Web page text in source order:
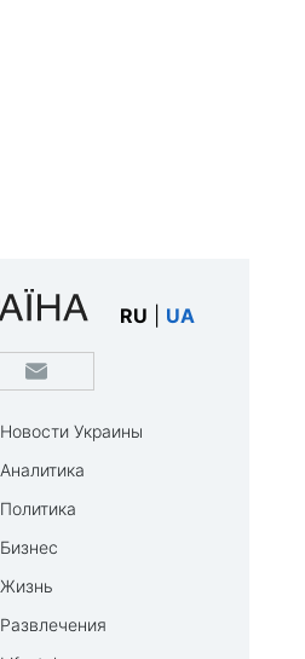
RU UA
Новости Украины
Аналитика
Политика
Бизнес
Жизнь
Развлечения